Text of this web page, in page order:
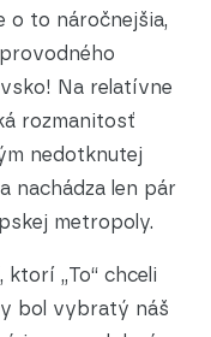
o to náročnejšia,
Na relatívne
rozmanitosť
nedotknutej
nachádza len pár
metropoly.
„To“ chceli
bol vybratý náš